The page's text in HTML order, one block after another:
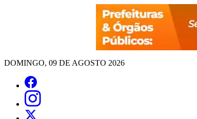
DOMINGO, 09 DE AGOSTO 2026